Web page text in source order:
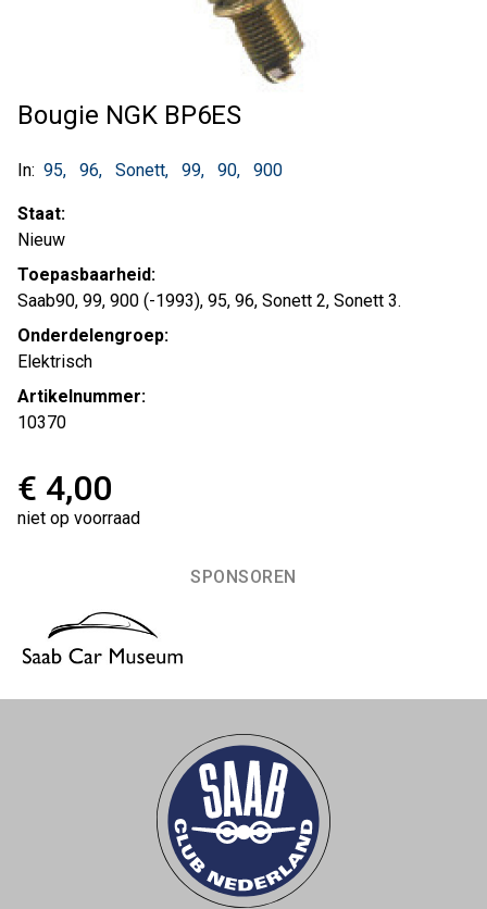
Bougie NGK BP6ES
In: 95 96 Sonett 99 90 900
Staat:
Nieuw
Toepasbaarheid:
Saab90, 99, 900 (-1993), 95, 96, Sonett 2, Sonett 3.
Onderdelengroep:
Elektrisch
Artikelnummer:
10370
€ 4,00
niet op voorraad
SPONSOREN